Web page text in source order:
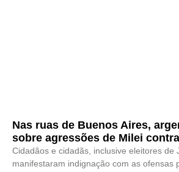
Nas ruas de Buenos Aires,
sobre agressões de Milei
Cidadãos e cidadãs, inclusive eleitores de
manifestaram indignação com as ofensas